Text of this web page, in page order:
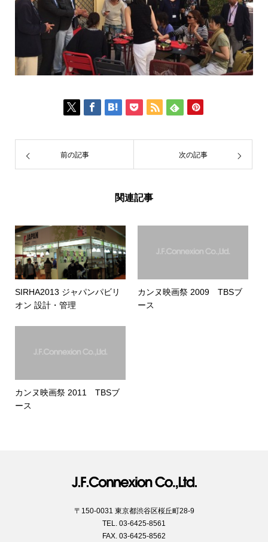
前の記事 次の記事
関連記事
SIRHA2013 ジャパンパビリ
オン 設計・管理
カンヌ映画祭 2009 TBSブ
ース
カンヌ映画祭 2011 TBSブ
ース
〒150-0031 東京都渋谷区桜丘町28-9
TEL. 03-6425-8561
FAX. 03-6425-8562